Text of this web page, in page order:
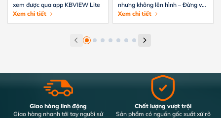
xem được qua app KBVIEW Lite
Xem chi tiết
nhưng không lên hình – Đừng vội
thay
Xem chi tiết
Giao hàng linh động
Giao hàng nhanh tới tay người sử
Chất lượng vượt trội
Sản phẩm có nguồn gốc xuất xứ rõ